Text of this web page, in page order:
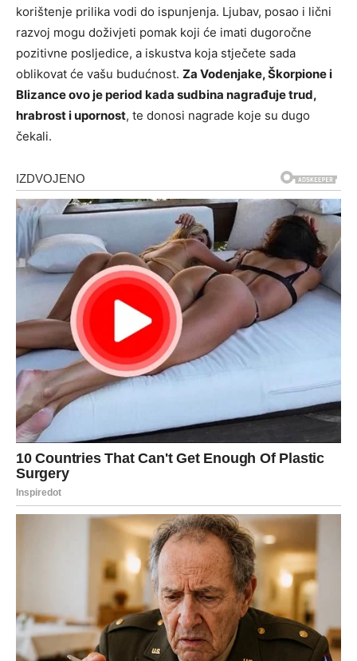
korištenje prilika vodi do ispunjenja. Ljubav, posao i lični
razvoj mogu doživjeti pomak koji će imati dugoročne
pozitivne posljedice, a iskustva koja stječete sada
oblikovat će vašu budućnost. Za Vodenjake, Škorpione i
Blizance ovo je period kada sudbina nagrađuje trud,
hrabrost i upornost, te donosi nagrade koje su dugo
čekali.